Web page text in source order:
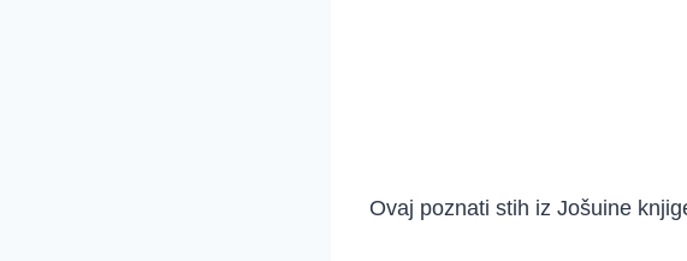
Ovaj poznati stih iz Jošuine